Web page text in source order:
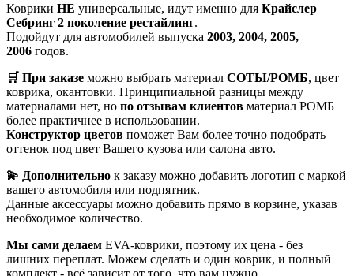
Коврики НЕ универсальные, идут именно для Крайслер
Себринг 2 поколение рестайлинг.
Подойдут для автомобилей выпуска 2003, 2004, 2005,
2006 годов.
🛒 При заказе можно выбрать материал СОТЫ/РОМБ, цвет
коврика, окантовки. Принципиальной разницы между
материалами нет, но по отзывам клиентов материал РОМБ
более практичнее в использовании.
Конструктор цветов поможет Вам более точно подобрать
оттенок под цвет Вашего кузова или салона авто.
💫 Дополнительно к заказу можно добавить логотип с маркой
вашего автомобиля или подпятник.
Данные аксессуары можно добавить прямо в корзине, указав
необходимое количество.
Мы сами делаем EVA-коврики, поэтому их цена - без
лишних переплат. Можем сделать и один коврик, и полный
комплект - всё зависит от того, что вам нужно.